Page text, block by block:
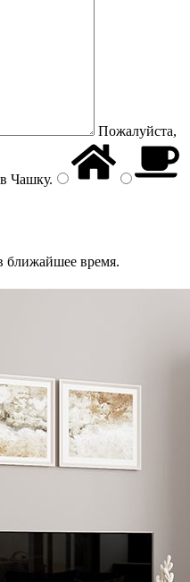
Пожалуйста,
Чашку.
ближайшее время.